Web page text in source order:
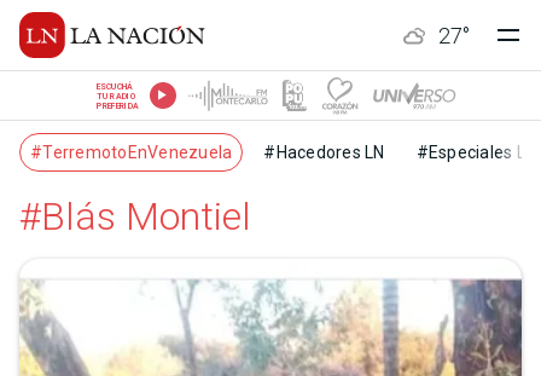
27°
ESCUCHÁ
TU RADIO
PREFERIDA
#TerremotoEnVenezuela #Hacedores LN #Especiales LN
#Blás Montiel